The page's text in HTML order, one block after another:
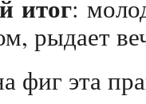
итог:
рыдает
фиг эта